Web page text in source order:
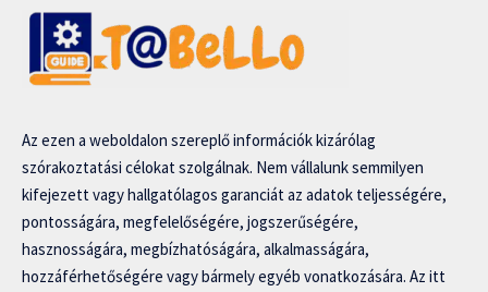
Az ezen a weboldalon szereplő információk kizárólag
szórakoztatási célokat szolgálnak. Nem vállalunk semmilyen
kifejezett vagy hallgatólagos garanciát az adatok teljességére,
pontosságára, megfelelőségére, jogszerűségére,
hasznosságára, megbízhatóságára, alkalmasságára,
hozzáférhetőségére vagy bármely egyéb vonatkozására. Az itt